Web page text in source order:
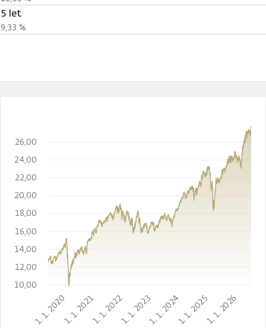
5 let
9,33 %
1. 1. 20201. 1. 20211. 1. 20221. 1. 20231. 1. 20241. 1. 20251. 1. 2026
10,00
12,00
14,00
16,00
18,00
20,00
22,00
24,00
26,00